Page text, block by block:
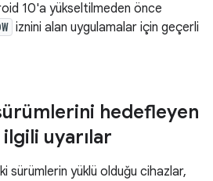
10'a yükseltilmeden önce
iznini alan uygulamalar için geçerli
hedefleyen
uyarılar
sürümlerin yüklü olduğu cihazlar,